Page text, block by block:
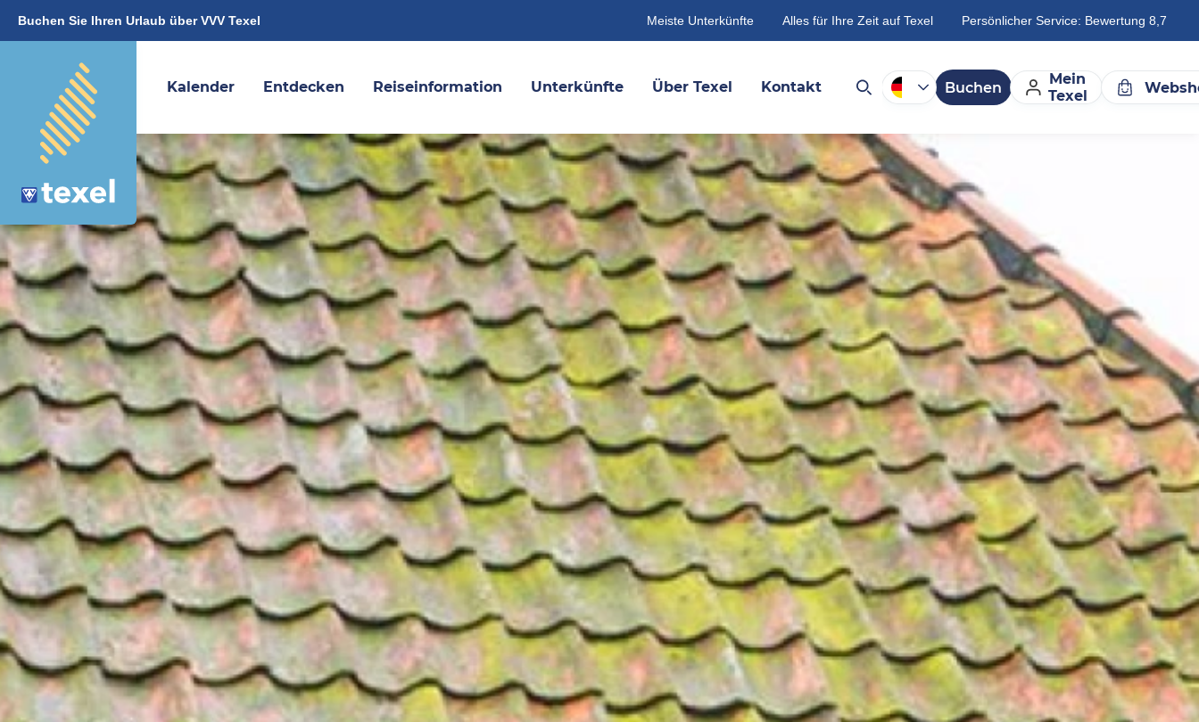
Buchen Sie Ihren Urlaub über VVV Texel Meiste Unterkünfte Alles für Ihre Zeit auf Texel Persönlicher Service: Bewertung 8,7
Kalender Entdecken Reiseinformation Unterkünfte Über Texel Kontakt Buchen
Mein
Texel